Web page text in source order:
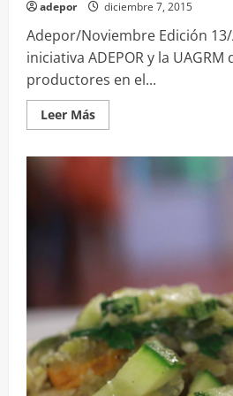
adepor diciembre 7, 2015
Adepor/Noviembre Edición
iniciativa ADEPOR y la UAGRM
productores en el...
Leer MásLeer
más